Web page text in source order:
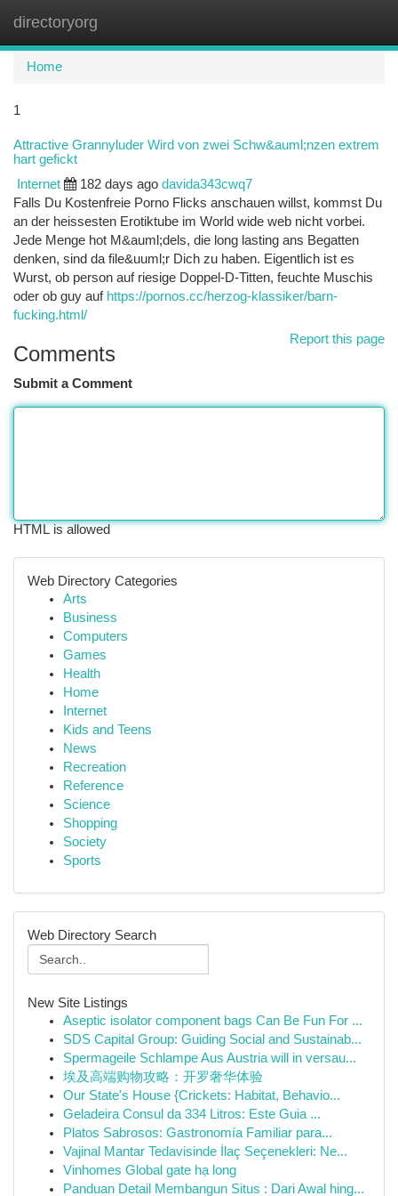
directoryorg
Home
1
Attractive Grannyluder Wird von zwei Schw&auml;nzen extrem
hart gefickt
Internet 182 days ago davida343cwq7
Falls Du Kostenfreie Porno Flicks anschauen willst, kommst Du
an der heissesten Erotiktube im World wide web nicht vorbei.
Jede Menge hot M&auml;dels, die long lasting ans Begatten
denken, sind da file&uuml;r Dich zu haben. Eigentlich ist es
Wurst, ob person auf riesige Doppel-D-Titten, feuchte Muschis
oder ob guy auf https://pornos.cc/herzog-klassiker/barn-
fucking.html/
Report this page
Comments
Submit a Comment
HTML is allowed
Web Directory Categories
Arts
Business
Computers
Games
Health
Home
Internet
Kids and Teens
News
Recreation
Reference
Science
Shopping
Society
Sports
Web Directory Search
New Site Listings
Aseptic isolator component bags Can Be Fun For ...
SDS Capital Group: Guiding Social and Sustainab...
Spermageile Schlampe Aus Austria will in versau...
埃及高端购物攻略：开罗奢华体验
Our State's House {Crickets: Habitat, Behavio...
Geladeira Consul da 334 Litros: Este Guia ...
Platos Sabrosos: Gastronomía Familiar para...
Vajinal Mantar Tedavisinde İlaç Seçenekleri: Ne...
Vinhomes Global gate hạ long
Panduan Detail Membangun Situs : Dari Awal hing...